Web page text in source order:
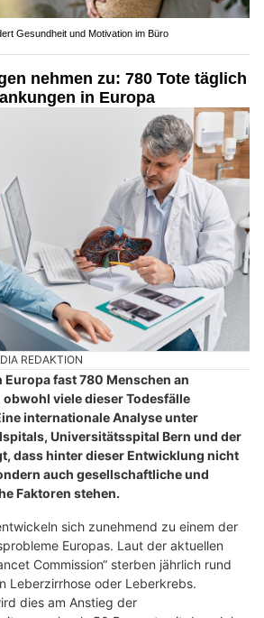
Gesundheit und Motivation im Büro
nehmen zu: 780 Tote täglich
in Europa
REDAKTION
Europa fast 780 Menschen an
viele dieser Todesfälle
internationale Analyse unter
Universitätsspital Bern und der
dass hinter dieser Entwicklung nicht
auch gesellschaftliche und
Faktoren stehen.
sich zunehmend zu einem der
Europas. Laut der aktuellen
Commission“ sterben jährlich rund
Leberzirrhose oder Leberkrebs.
dies am Anstieg der